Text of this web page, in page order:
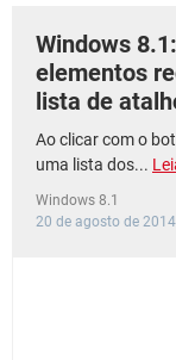
Windows
elementos
lista de
Ao clicar com o
uma lista dos...
Windows 8.1
20 de agosto de